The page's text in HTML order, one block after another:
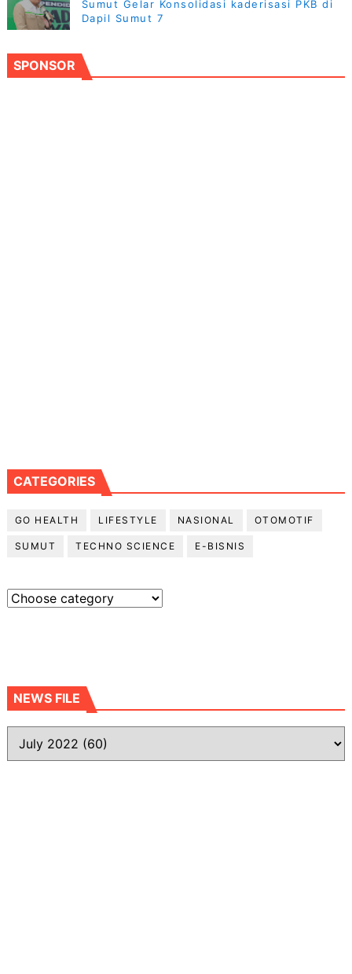
Sumut Gelar Konsolidasi kaderisasi PKB di
Dapil Sumut 7
SPONSOR
CATEGORIES
GO HEALTH LIFESTYLE NASIONAL OTOMOTIF
SUMUT TECHNO SCIENCE E-BISNIS
NEWS FILE